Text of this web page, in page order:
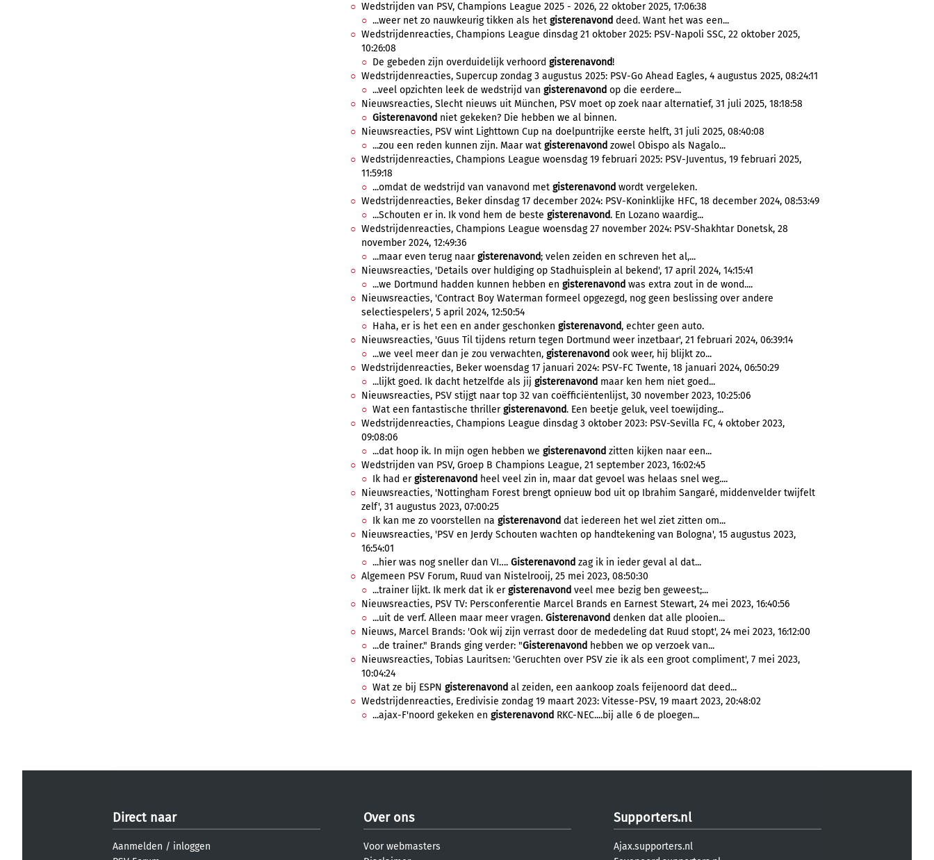
Wedstrijden van PSV, Champions League 2025 - 2026, 22 oktober 2025, 17:06:38
...weer net zo nauwkeurig tikken als het gisterenavond deed. Want het was een...
Wedstrijdenreacties, Champions League dinsdag 21 oktober 2025: PSV-Napoli SSC, 22 oktober 2025,
10:26:08
De gebeden zijn overduidelijk verhoord gisterenavond!
Wedstrijdenreacties, Supercup zondag 3 augustus 2025: PSV-Go Ahead Eagles, 4 augustus 2025, 08:24:11
...veel opzichten leek de wedstrijd van gisterenavond op die eerdere...
Nieuwsreacties, Slecht nieuws uit München, PSV moet op zoek naar alternatief, 31 juli 2025, 18:18:58
Gisterenavond niet gekeken? Die hebben we al binnen.
Nieuwsreacties, PSV wint Lighttown Cup na doelpuntrijke eerste helft, 31 juli 2025, 08:40:08
...zou een reden kunnen zijn. Maar wat gisterenavond zowel Obispo als Nagalo...
Wedstrijdenreacties, Champions League woensdag 19 februari 2025: PSV-Juventus, 19 februari 2025,
11:59:18
...omdat de wedstrijd van vanavond met gisterenavond wordt vergeleken.
Wedstrijdenreacties, Beker dinsdag 17 december 2024: PSV-Koninklijke HFC, 18 december 2024, 08:53:49
...Schouten er in. Ik vond hem de beste gisterenavond. En Lozano waardig...
Wedstrijdenreacties, Champions League woensdag 27 november 2024: PSV-Shakhtar Donetsk, 28
november 2024, 12:49:36
...maar even terug naargisterenavond; velen zeiden en schreven het al,...
Nieuwsreacties, 'Details over huldiging op Stadhuisplein al bekend', 17 april 2024, 14:15:41
...we Dortmund hadden kunnen hebben en gisterenavond was extra zout in de wond....
Nieuwsreacties, 'Contract Boy Waterman formeel opgezegd, nog geen beslissing over andere
selectiespelers', 5 april 2024, 12:50:54
Haha, er is het een en ander geschonken gisterenavond, echter geen auto.
Nieuwsreacties, 'Guus Til tijdens return tegen Dortmund weer inzetbaar', 21 februari 2024, 06:39:14
...we veel meer dan je zou verwachten, gisterenavond ook weer, hij blijkt zo...
Wedstrijdenreacties, Beker woensdag 17 januari 2024: PSV-FC Twente, 18 januari 2024, 06:50:29
...lijkt goed. Ik dacht hetzelfde als jij gisterenavond maar ken hem niet goed...
Nieuwsreacties, PSV stijgt naar top 32 van coëfficiëntenlijst, 30 november 2023, 10:25:06
Wat een fantastische thrillergisterenavond. Een beetje geluk, veel toewijding...
Wedstrijdenreacties, Champions League dinsdag 3 oktober 2023: PSV-Sevilla FC, 4 oktober 2023,
09:08:06
...dat hoop ik. In mijn ogen hebben we gisterenavond zitten kijken naar een...
Wedstrijden van PSV, Groep B Champions League, 21 september 2023, 16:02:45
Ik had ergisterenavond heel veel zin in, maar dat gevoel was helaas snel weg....
Nieuwsreacties, 'Nottingham Forest brengt opnieuw bod uit op Ibrahim Sangaré, middenvelder twijfelt
zelf', 31 augustus 2023, 07:00:25
Ik kan me zo voorstellen na gisterenavond dat iedereen het wel ziet zitten om...
Nieuwsreacties, 'PSV en Jerdy Schouten wachten op handtekening van Bologna', 15 augustus 2023,
16:54:01
...hier was nog sneller dan VI…. Gisterenavond zag ik in ieder geval al dat...
Algemeen PSV Forum, Ruud van Nistelrooij, 25 mei 2023, 08:50:30
...trainer lijkt. Ik merk dat ik ergisterenavond veel mee bezig ben geweest;...
Nieuwsreacties, PSV TV: Persconferentie Marcel Brands en Earnest Stewart, 24 mei 2023, 16:40:56
...uit de verf. Alleen maar meer vragen. Gisterenavond denken dat alle plooien...
Nieuws, Marcel Brands: 'Ook wij zijn verrast door de mededeling dat Ruud stopt', 24 mei 2023, 16:12:00
...de trainer." Brands ging verder: "Gisterenavond hebben we op verzoek van...
Nieuwsreacties, Tobias Lauritsen: 'Geruchten over PSV zie ik als een groot compliment', 7 mei 2023,
10:04:24
Wat ze bij ESPN gisterenavond al zeiden, een aankoop zoals feijenoord dat deed...
Wedstrijdenreacties, Eredivisie zondag 19 maart 2023: Vitesse-PSV, 19 maart 2023, 20:48:02
...ajax-F'noord gekeken en gisterenavond RKC-NEC....bij alle 6 de ploegen...
Direct naar
Aanmelden / inloggen
Over ons
Voor webmasters
Supporters.nl
Ajax.supporters.nl